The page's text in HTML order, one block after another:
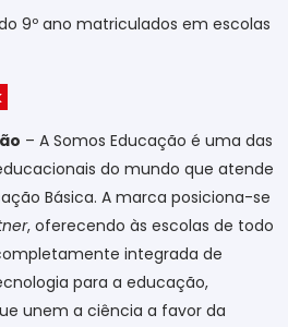
9º ano matriculados em escolas
– A Somos Educação é uma das
do mundo que atende
Básica. A marca posiciona-se
, oferecendo às escolas de todo
integrada de
para a educação,
unem a ciência a favor da